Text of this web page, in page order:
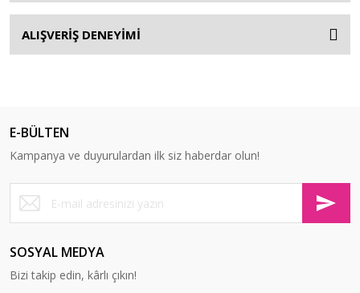
ALIŞVERİŞ DENEYİMİ
E-BÜLTEN
Kampanya ve duyurulardan ilk siz haberdar olun!
SOSYAL MEDYA
Bizi takip edin, kârlı çıkın!